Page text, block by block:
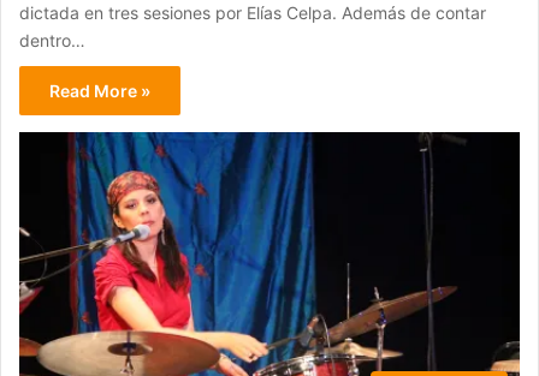
dictada en tres sesiones por Elías Celpa. Además de contar
dentro…
Read More »